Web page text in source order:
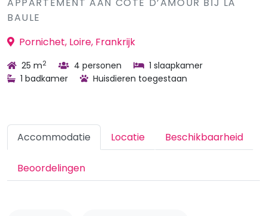
BAULE
Pornichet, Loire, Frankrijk
25 m2 4 personen
1 slaapkamer
1 badkamer
Huisdieren toegestaan
Accommodatie Locatie Beschikbaarheid
Beoordelingen